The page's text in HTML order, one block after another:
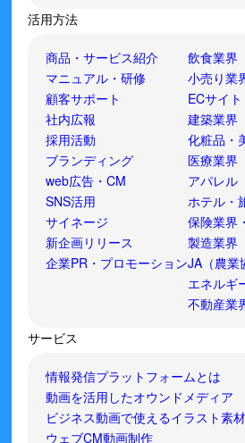
活用方法
商品・サービス紹介
マニュアル・研修
顧客サポート
社内広報
採用活動
ブランディング
web広告・CM
SNS活用
サイネージ
新企画リリース
企業PR・プロモーション
飲食業界
小売り業
ECサイ
建築業界
化粧品・
医療業界
アパレル
ホテル・
保険業界
製造業界
JA（農業
エネルギ
不動産業
サービス
情報発信プラットフォームとは
動画を活用したオウンドメディア
ビジネス動画で使えるイラスト素
ウェブCM動画制作